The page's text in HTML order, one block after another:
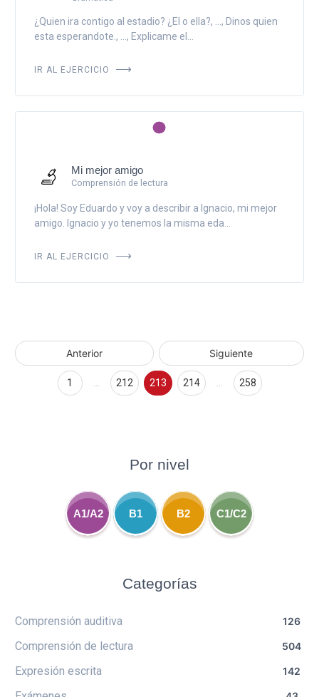
¿Quien ira contigo al estadio? ¿El o ella?, ..., Dinos quien
esta esperandote., ..., Explicame el...
IR AL EJERCICIO
Mi mejor amigo
Comprensión de lectura
¡Hola! Soy Eduardo y voy a describir a Ignacio, mi mejor
amigo. Ignacio y yo tenemos la misma eda...
IR AL EJERCICIO
Anterior Siguiente
1 212 213 214 258
Por nivel
A1/A2 B1 B2 C1/C2
Categorías
Comprensión auditiva 126
Comprensión de lectura 504
Expresión escrita 142